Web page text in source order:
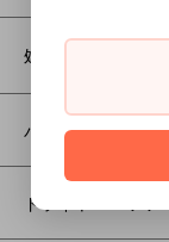
処理剤
バリカン/トリマー
ドライヤー/ヘアア